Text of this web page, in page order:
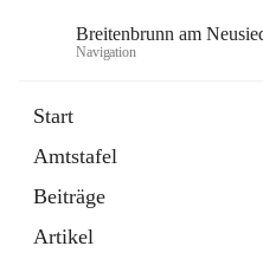
Breitenbrunn am
Navigation
Start
Amtstafel
Beiträge
Artikel
18 Schnellzugriffe
Gemeindeservice